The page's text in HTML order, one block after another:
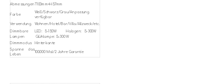
Abmessungen T100mm×H57mm
Farbe
Weiß/Schwarz/Grau/Anpassung
verfügbar
Verwendung
Wohnen/Hotel/Bar/Villa/Allzweck/etc.
Dimmbare
Lampen
LED: 5-150W Halogen: 5-300W
Glühlampe: 5–300 W
Dimmmodus Hinterkante
Spanne das
Leben
100.000 Mal/2 Jahre Garantie